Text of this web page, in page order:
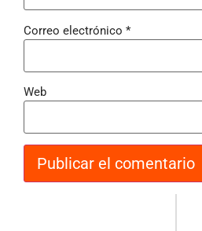
Correo electrónico *
Web